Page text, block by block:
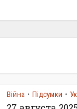
Війна • Підсумки •